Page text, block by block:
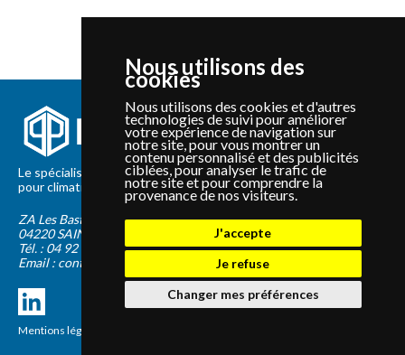
Nous utilisons des
cookies
Nous utilisons des cookies et d'autres
technologies de suivi pour améliorer
votre expérience de navigation sur
notre site, pour vous montrer un
contenu personnalisé et des publicités
ciblées, pour analyser le trafic de
notre site et pour comprendre la
provenance de nos visiteurs.
J'accepte
Je refuse
Changer mes préférences
Le spécialiste depuis 2012 de la vente de pièces détachées
pour climatisation et Pompe à Chaleur Panasonic et Sanyo
ZA Les Bastides Blanches
04220 SAINTE-TULLE
Tél. : 04 92 75 89 55
Email : contact@panapieces.com
Mentions légales